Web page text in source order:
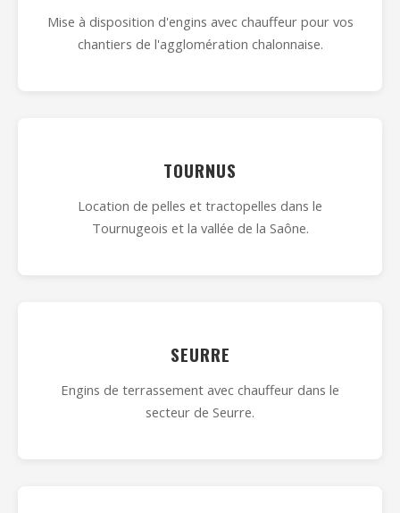
Mise à disposition d'engins avec chauffeur pour vos
chantiers de l'agglomération chalonnaise.
TOURNUS
Location de pelles et tractopelles dans le
Tournugeois et la vallée de la Saône.
SEURRE
Engins de terrassement avec chauffeur dans le
secteur de Seurre.